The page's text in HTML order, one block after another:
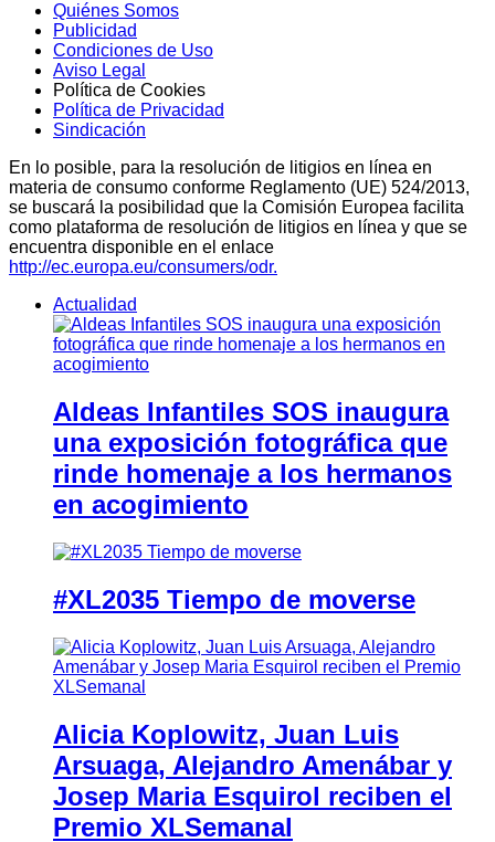
Quiénes Somos
Publicidad
Condiciones de Uso
Aviso Legal
Política de Cookies
Política de Privacidad
Sindicación
En lo posible, para la resolución de litigios en línea en
materia de consumo conforme Reglamento (UE) 524/2013,
se buscará la posibilidad que la Comisión Europea facilita
como plataforma de resolución de litigios en línea y que se
encuentra disponible en el enlace
http://ec.europa.eu/consumers/odr.
Actualidad
Aldeas Infantiles SOS inaugura
una exposición fotográfica que
rinde homenaje a los hermanos
en acogimiento
#XL2035 Tiempo de moverse
Alicia Koplowitz, Juan Luis
Arsuaga, Alejandro Amenábar y
Josep Maria Esquirol reciben el
Premio XLSemanal